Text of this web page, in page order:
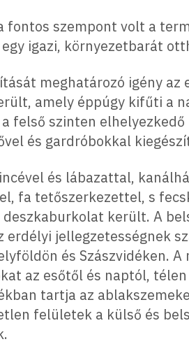
szempont volt a
igazi, környezetbarát
meghatározó igény az
amely éppúgy kifűti a
felső szinten
és gardróbokkal
és lábazattal,
fa tetőszerkezettel, s
került. A
erdélyi jellegzetességnek
és Szászvidéken.
az esőtől és naptól,
tartja az
felületek a külső és